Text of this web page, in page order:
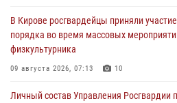
В Кирове росгвардейцы приняли
порядка во время массовых
физкультурника
09 августа 2026, 07:13 10
Личный состав Управления Росгвардии